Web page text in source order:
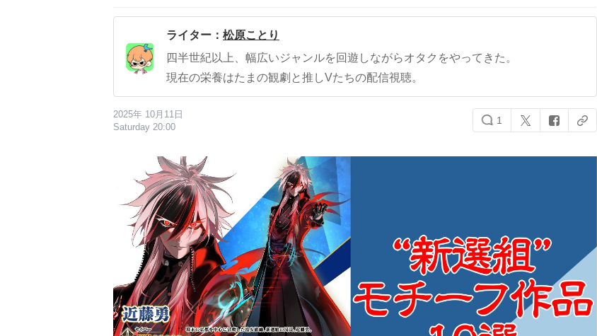
ライター： 松原ことり
四半世紀以上、幅広いジャンルを回遊しながらオタクをやってきた。
現在の栄養はたまの観劇と推しVたちの配信視聴。
2025年 10月11日
Saturday 20:00
1